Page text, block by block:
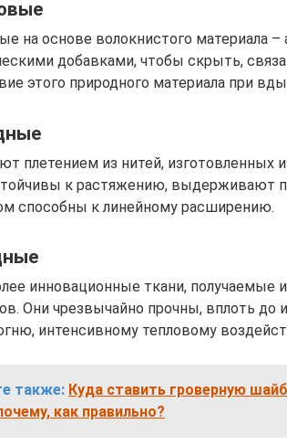
на основе волокнистого материала
добавками, чтобы скрыть,
этого природного материала при
плетением из нитей, изготовленных
к растяжению, выдерживают
способны к линейному расширению.
инновационные ткани, получаемые
Они чрезвычайно прочны, вплоть до
интенсивному тепловому
также: Куда ставить гроверную
как правильно?